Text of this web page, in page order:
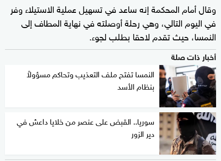
وقال أمام ‌المحكمة إنه ساعد في تسهيل ‌عملية الاستيلاء ⁠وفر
في اليوم التالي، وهي رحلة أوصلته في نهاية المطاف إلى
النمسا، حيث تقدم لاحقا بطلب لجوء.
أخبار ذات صلة
النمسا تفتح ملف التعذيب وتحاكم مسؤولاً
بنظام الأسد
سوريا.. القبض على عنصر من خلايا داعش في
دير الزور